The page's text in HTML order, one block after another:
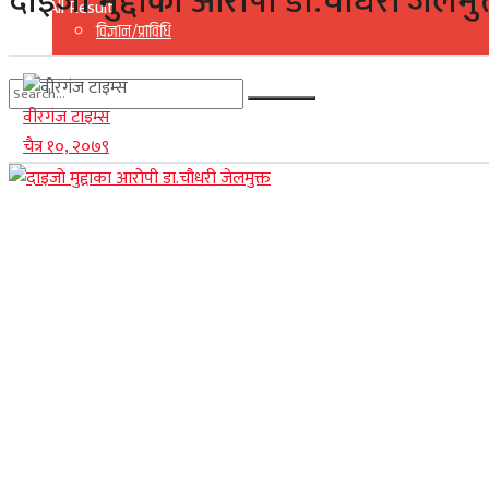
विज्ञान/प्राविधि
No Result
View All Result
View All Result
वीरगंज टाइम्स
चैत्र १०, २०७९